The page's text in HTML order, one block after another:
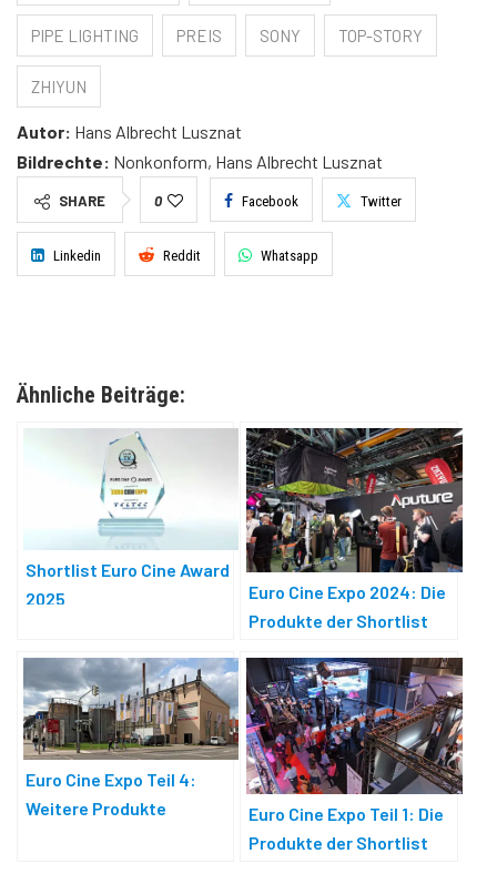
PIPE LIGHTING PREIS SONY TOP-STORY
ZHIYUN
Autor: Hans Albrecht Lusznat
Bildrechte: Nonkonform, Hans Albrecht Lusznat
SHARE 0 Facebook Twitter
Linkedin Reddit Whatsapp
Ähnliche Beiträge:
Shortlist Euro Cine Award
2025
Euro Cine Expo 2024: Die
Produkte der Shortlist
Euro Cine Expo Teil 4:
Weitere Produkte
Euro Cine Expo Teil 1: Die
Produkte der Shortlist